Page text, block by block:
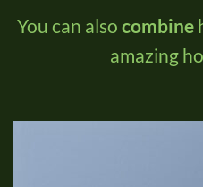
You can also combine
amazing